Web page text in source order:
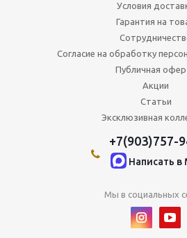
Условия
Гарантия на
Согласие на обработку
Публичная
Акции
Статьи
Эксклюзивная
+7(903)757-
Написать в
Мы в социальных